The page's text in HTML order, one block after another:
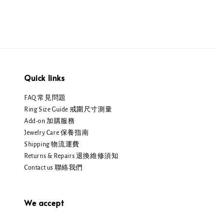
Quick links
FAQ 常見問題
Ring Size Guide 戒圍尺寸測量
Add-on 加購服務
Jewelry Care 保養指南
Shipping 物流運費
Returns & Repairs 退換維修須知
Contact us 聯絡我們
We accept